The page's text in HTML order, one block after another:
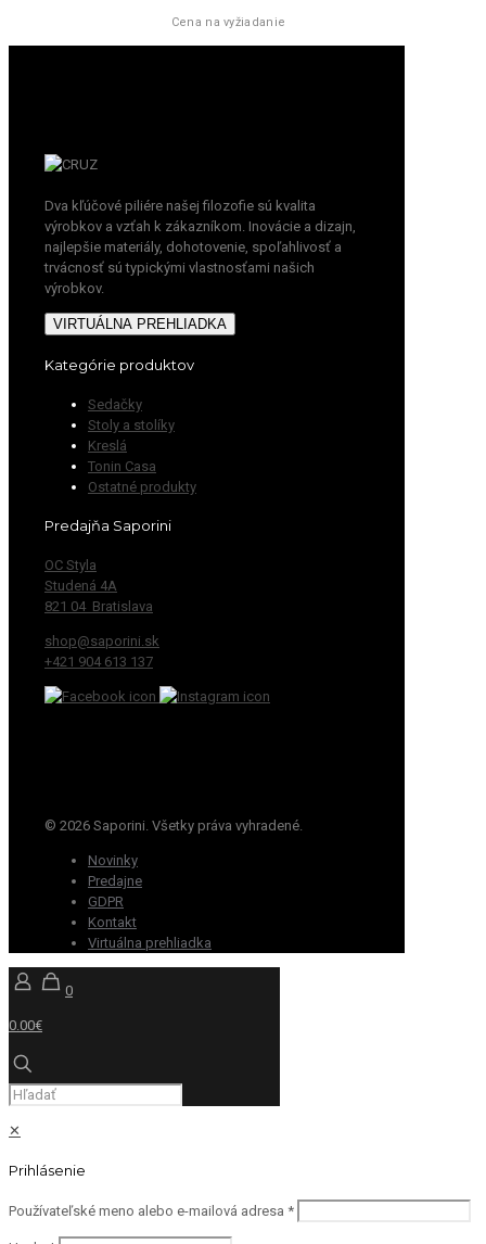
Cena na vyžiadanie
Dva kľúčové piliére našej filozofie sú kvalita
výrobkov a vzťah k zákazníkom. Inovácie a dizajn,
najlepšie materiály, dohotovenie, spoľahlivosť a
trvácnosť sú typickými vlastnosťami našich
výrobkov.
VIRTUÁLNA PREHLIADKA
Kategórie produktov
Sedačky
Stoly a stolíky
Kreslá
Tonin Casa
Ostatné produkty
Predajňa Saporini
OC Styla
Studená 4A
821 04 Bratislava
shop@saporini.sk
+421 904 613 137
© 2026 Saporini. Všetky práva vyhradené.
Novinky
Predajne
GDPR
Kontakt
Virtuálna prehliadka
0
0.00€
✕
Prihlásenie
Používateľské meno alebo e-mailová adresa *